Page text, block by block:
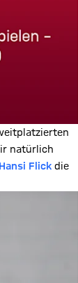
natürlich
Hansi Flick die